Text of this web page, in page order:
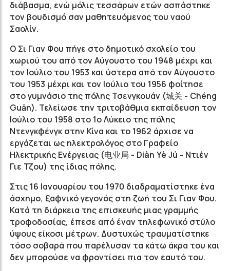
διάβασμα, ενώ μόλις τεσσάρων ετών ασπάστηκε
τον βουδισμό σαν μαθητευόμενος του ναού
Σαολίν.
Ο Σι Γιαν Φου πήγε στο δημοτικό σχολείο του
χωριού του από τον Αύγουστο του 1948 μέχρι και
τον Ιούλιο του 1953 και ύστερα από τον Αύγουστο
του 1953 μέχρι και τον Ιούλιο του 1956 φοίτησε
στο γυμνάσιο της πόλης Τσενγκουάν (城关 - Chéng
Guān). Τελείωσε την τριτοβάθμια εκπαίδευση τον
Ιούλιο του 1958 στο 1ο Λύκειο της πόλης
Ντενγκφένγκ στην Κίνα και το 1962 άρχισε να
εργάζεται ως ηλεκτρολόγος στο Γραφείο
Ηλεκτρικής Ενέργειας (电业局 - Diàn Yè Jú - Ντιέν
Γιε Τζου) της ίδιας πόλης.
Στις 16 Ιανουαρίου του 1970 διαδραματίστηκε ένα
άσχημο, ξαφνικό γεγονός στη ζωή του Σι Γιαν Φου.
Κατά τη διάρκεια της επισκευής μιας γραμμής
τροφοδοσίας, έπεσε από έναν τηλεφωνικό στύλο
ύψους είκοσι μέτρων. Δυστυχώς τραυματίστηκε
τόσο σοβαρά που παρέλυσαν τα κάτω άκρα του και
δεν μπορούσε να φροντίσει πια τον εαυτό του.